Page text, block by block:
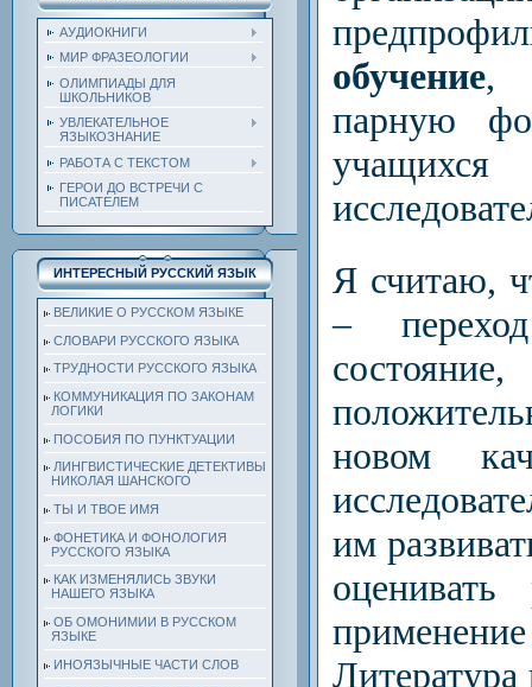
АУДИОКНИГИ
МИР ФРАЗЕОЛОГИИ
ОЛИМПИАДЫ ДЛЯ
ШКОЛЬНИКОВ
УВЛЕКАТЕЛЬНОЕ
ЯЗЫКОЗНАНИЕ
РАБОТА С ТЕКСТОМ
ГЕРОИ ДО ВСТРЕЧИ С
ПИСАТЕЛЕМ
ИНТЕРЕСНЫЙ РУССКИЙ ЯЗЫК
ВЕЛИКИЕ О РУССКОМ ЯЗЫКЕ
СЛОВАРИ РУССКОГО ЯЗЫКА
ТРУДНОСТИ РУССКОГО ЯЗЫКА
КОММУНИКАЦИЯ ПО ЗАКОНАМ
ЛОГИКИ
ПОСОБИЯ ПО ПУНКТУАЦИИ
ЛИНГВИСТИЧЕСКИЕ ДЕТЕКТИВЫ
НИКОЛАЯ ШАНСКОГО
ТЫ И ТВОЕ ИМЯ
ФОНЕТИКА И ФОНОЛОГИЯ
РУССКОГО ЯЗЫКА
КАК ИЗМЕНЯЛИСЬ ЗВУКИ
НАШЕГО ЯЗЫКА
ОБ ОМОНИМИИ В РУССКОМ
ЯЗЫКЕ
ИНОЯЗЫЧНЫЕ ЧАСТИ СЛОВ
обучение,
парную
Я считаю,
–
новом
им
Литература